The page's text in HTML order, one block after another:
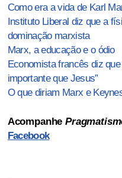
Como era a vida de Karl
Instituto Liberal diz que a
dominação marxista
Marx, a educação e o ódio
Economista francês diz
importante que Jesus”
O que diriam Marx e
Acompanhe
Facebook